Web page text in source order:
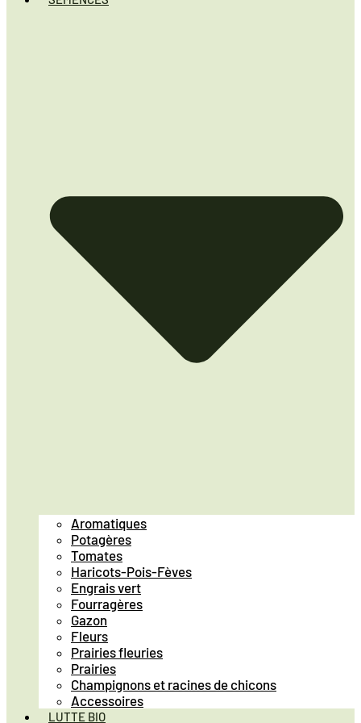
Aromatiques
Potagères
Tomates
Haricots-Pois-Fèves
Engrais vert
Fourragères
Gazon
Fleurs
Prairies fleuries
Prairies
Champignons et racines de chicons
Accessoires
LUTTE BIO